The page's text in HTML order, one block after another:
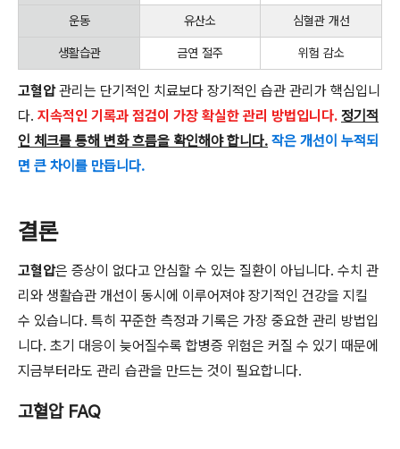
운동 유산소 심혈관 개선
생활습관 금연 절주 위험 감소
고혈압관리는 단기적인 치료보다 장기적인 습관 관리가 핵심입니
다. 지속적인 기록과 점검이 가장 확실한 관리 방법입니다. 정기적
인 체크를 통해 변화 흐름을 확인해야 합니다. 작은 개선이 누적되
면 큰 차이를 만듭니다.
결론
고혈압은 증상이 없다고 안심할 수 있는 질환이 아닙니다. 수치 관
리와 생활습관 개선이 동시에 이루어져야 장기적인 건강을 지킬
수 있습니다. 특히 꾸준한 측정과 기록은 가장 중요한 관리 방법입
니다. 초기 대응이 늦어질수록 합병증 위험은 커질 수 있기 때문에
지금부터라도 관리 습관을 만드는 것이 필요합니다.
고혈압 FAQ